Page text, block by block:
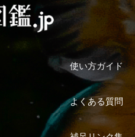
使い方ガイド
よくある質問